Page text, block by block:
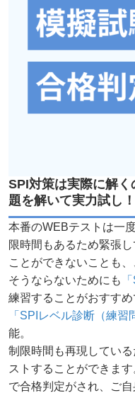
SPI対策は実際に解
題を解いて実力試し！
本番のWEBテストは一
限時間もあるため緊張
ことができないことも、
そうならないためにも
練習することがおすすめ
「SPIレベル診断（練習
能。
制限時間も再現してい
ストすることができま
で合格判定がされ、ご